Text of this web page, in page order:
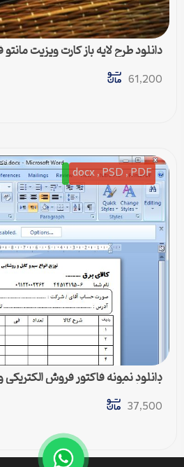
دانلود طرح لایه باز کارت ویزیت
برجسته
61,200
docx , PSD , PDF
دانلود نمونه فاکتور فروش الکتریکی
فتوشاپ psd
37,500